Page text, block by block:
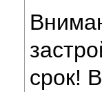
срок!